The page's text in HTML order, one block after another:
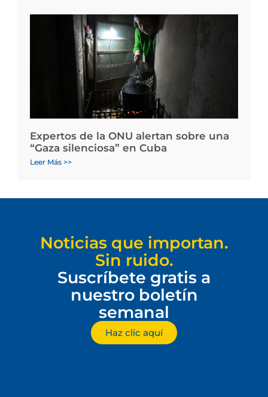
Expertos de la ONU alertan sobre una
“Gaza silenciosa” en Cuba
Leer Más >>
Noticias que importan.
Sin ruido.
Suscríbete gratis a
nuestro boletín
semanal
Haz clic aquí